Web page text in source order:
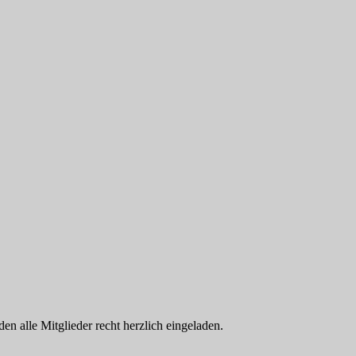
alle Mitglieder recht herzlich eingeladen.